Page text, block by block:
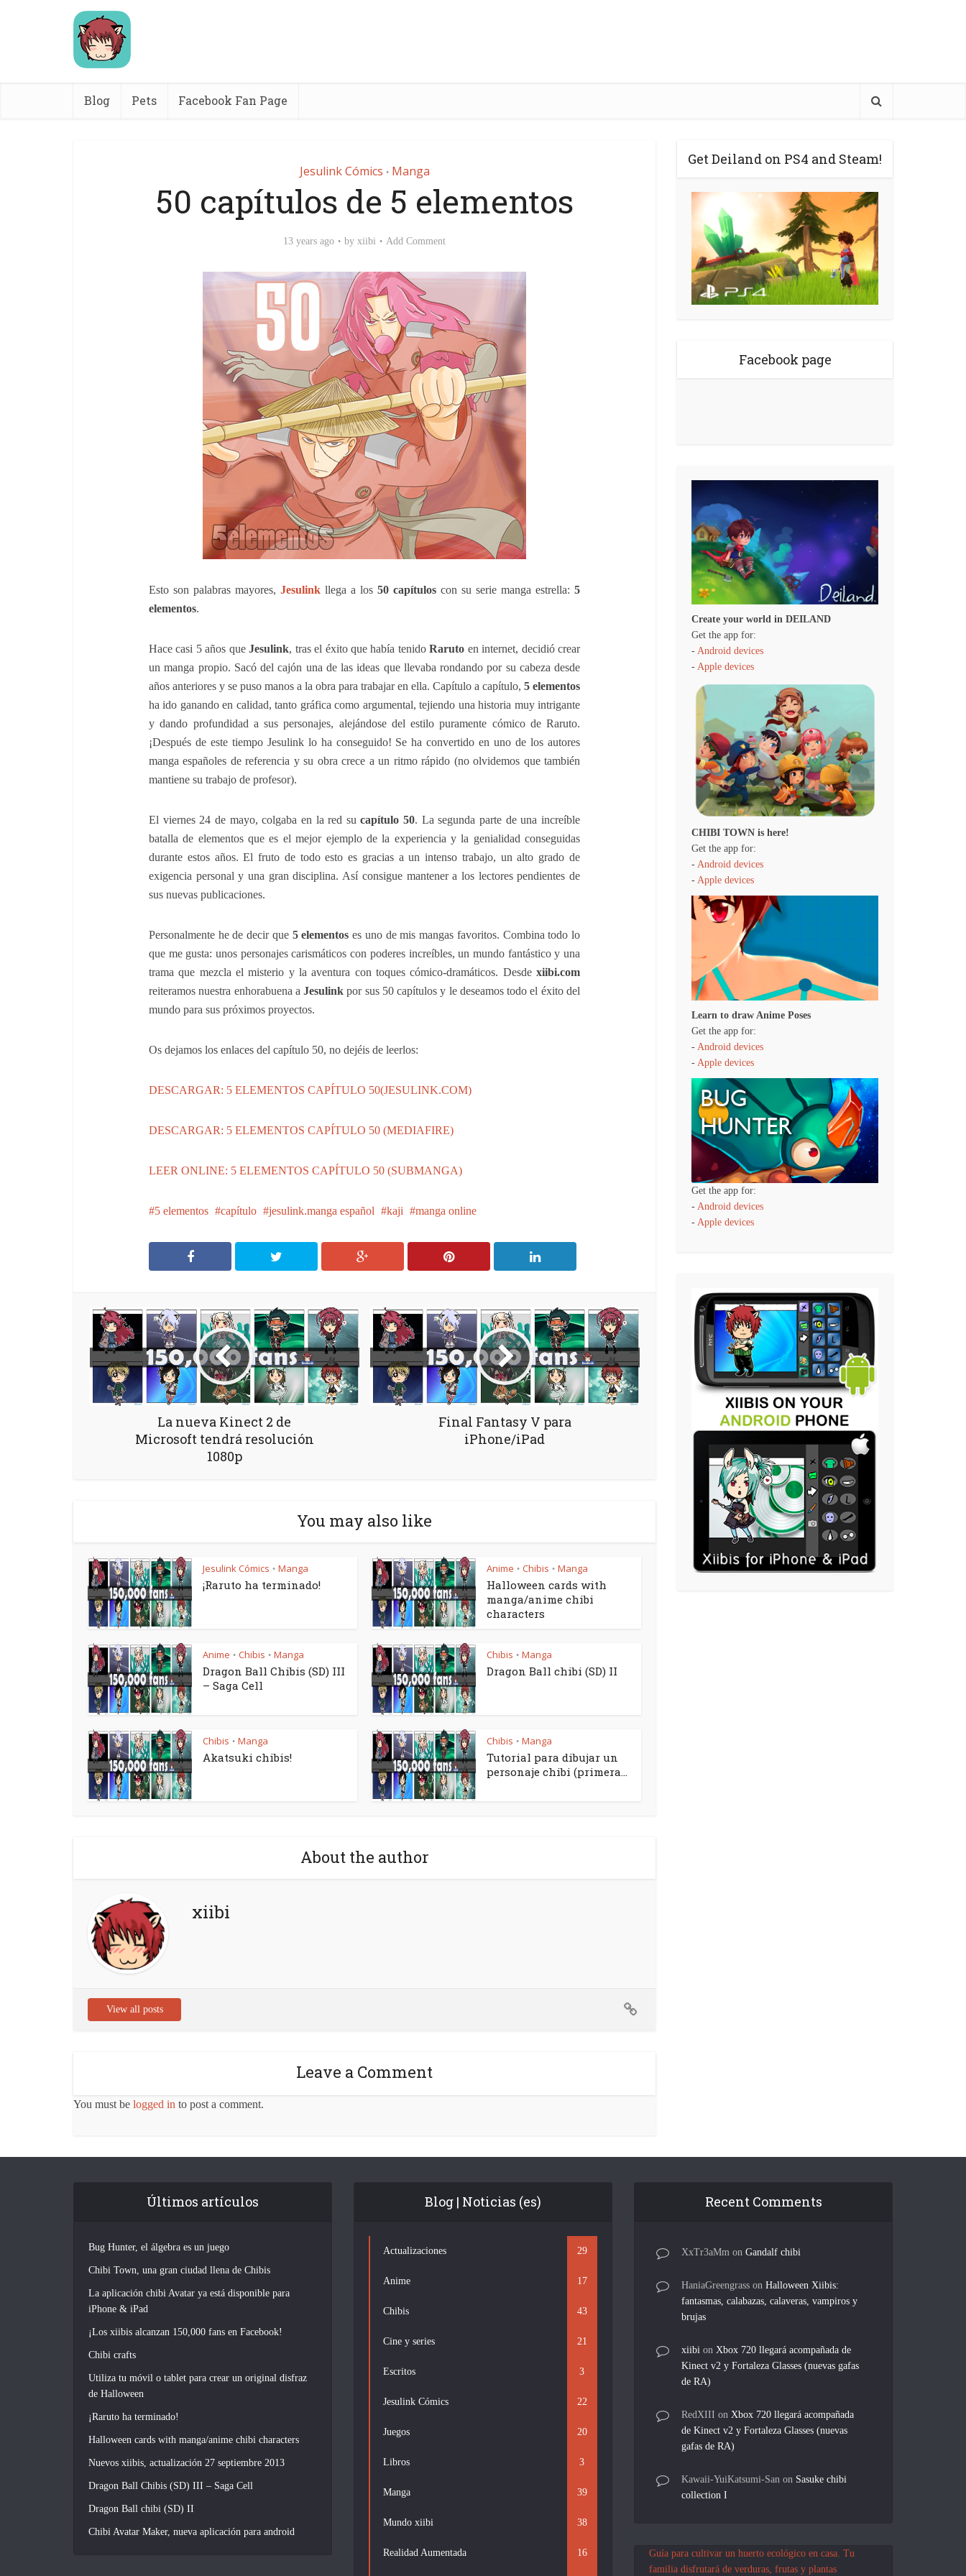
Blog Pets Facebook Fan Page
Jesulink Cómics • Manga
50 capítulos de 5 elementos
13 years ago by xiibi Add Comment
Esto son palabras mayores, Jesulink llega a los 50 capítulos con su serie manga estrella: 5
elementos.
Hace casi 5 años queJesulink, tras el éxito que había tenidoRaruto en internet, decidió crear
un manga propio. Sacó del cajón una de las ideas que llevaba rondando por su cabeza desde
años anteriores y se puso manos a la obra para trabajar en ella. Capítulo a capítulo, 5 elementos
ha ido ganando en calidad, tanto gráfica como argumental, tejiendo una historia muy intrigante
y dando profundidad a sus personajes, alejándose del estilo puramente cómico de Raruto.
¡Después de este tiempo Jesulink lo ha conseguido! Se ha convertido en uno de los autores
manga españoles de referencia y su obra crece a un ritmo rápido (no olvidemos que también
mantiene su trabajo de profesor).
El viernes 24 de mayo, colgaba en la red sucapítulo 50. La segunda parte de una increíble
batalla de elementos que es el mejor ejemplo de la experiencia y la genialidad conseguidas
durante estos años. El fruto de todo esto es gracias a un intenso trabajo, un alto grado de
exigencia personal y una gran disciplina. Así consigue mantener a los lectores pendientes de
sus nuevas publicaciones.
Personalmente he de decir que 5 elementos es uno de mis mangas favoritos. Combina todo lo
que me gusta: unos personajes carismáticos con poderes increíbles, un mundo fantástico y una
trama que mezcla el misterio y la aventura con toques cómico-dramáticos. Desde xiibi.com
reiteramos nuestra enhorabuena aJesulink por sus 50 capítulos y le deseamos todo el éxito del
mundo para sus próximos proyectos.
Os dejamos los enlaces del capítulo 50, no dejéis de leerlos:
DESCARGAR: 5 ELEMENTOS CAPÍTULO 50(JESULINK.COM)
DESCARGAR: 5 ELEMENTOS CAPÍTULO 50 (MEDIAFIRE)
LEER ONLINE: 5 ELEMENTOS CAPÍTULO 50 (SUBMANGA)
5 elementos capítulo jesulink.manga español kaji manga online
La nueva Kinect 2 de
Microsoft tendrá resolución
1080p
Final Fantasy V para
iPhone/iPad
You may also like
Jesulink Cómics • Manga
¡Raruto ha terminado!
Anime • Chibis • Manga
Halloween cards with
manga/anime chibi
characters
Anime • Chibis • Manga
Dragon Ball Chibis (SD) III
– Saga Cell
Chibis • Manga
Dragon Ball chibi (SD) II
Chibis • Manga
Akatsuki chibis!
Chibis • Manga
Tutorial para dibujar un
personaje chibi (primera...
About the author
xiibi
View all posts
Leave a Comment
You must be logged in to post a comment.
Get Deiland on PS4 and Steam!
Facebook page
Create your world in DEILAND
Get the app for:
- Android devices
- Apple devices
CHIBI TOWN is here!
Get the app for:
- Android devices
- Apple devices
Learn to draw Anime Poses
Get the app for:
- Android devices
- Apple devices
Get the app for:
- Android devices
- Apple devices
Últimos artículos
Bug Hunter, el álgebra es un juego
Chibi Town, una gran ciudad llena de Chibis
La aplicación chibi Avatar ya está disponible para
iPhone & iPad
¡Los xiibis alcanzan 150,000 fans en Facebook!
Chibi crafts
Utiliza tu móvil o tablet para crear un original disfraz
de Halloween
¡Raruto ha terminado!
Halloween cards with manga/anime chibi characters
Nuevos xiibis, actualización 27 septiembre 2013
Dragon Ball Chibis (SD) III – Saga Cell
Dragon Ball chibi (SD) II
Chibi Avatar Maker, nueva aplicación para android
Blog | Noticias (es)
Actualizaciones 29
Anime 17
Chibis 43
Cine y series 21
Escritos 3
Jesulink Cómics 22
Juegos 20
Libros 3
Manga 39
Mundo xiibi 38
Realidad Aumentada 16
Recent Comments
XxTr3aMm onGandalf chibi
HaniaGreengrass onHalloween Xiibis:
fantasmas, calabazas, calaveras, vampiros y
brujas
xiibi on Xbox 720 llegará acompañada de
Kinect v2 y Fortaleza Glasses (nuevas gafas
de RA)
RedXIII on Xbox 720 llegará acompañada
de Kinect v2 y Fortaleza Glasses (nuevas
gafas de RA)
Kawaii-YuiKatsumi-San on Sasuke chibi
collection I
Guía para cultivar un huerto ecológico en casa. Tu
familia disfrutará de verduras, frutas y plantas